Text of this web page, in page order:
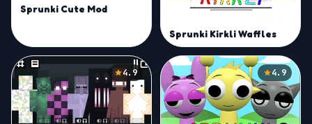
Sprunki Cute Mod
Sprunki Kirkli Waffles
4.9 4.9